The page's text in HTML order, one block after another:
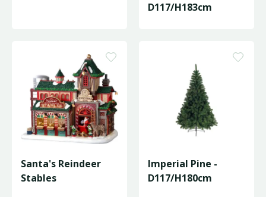
D117/H183cm
Santa's Reindeer
Stables
Imperial Pine -
D117/H180cm